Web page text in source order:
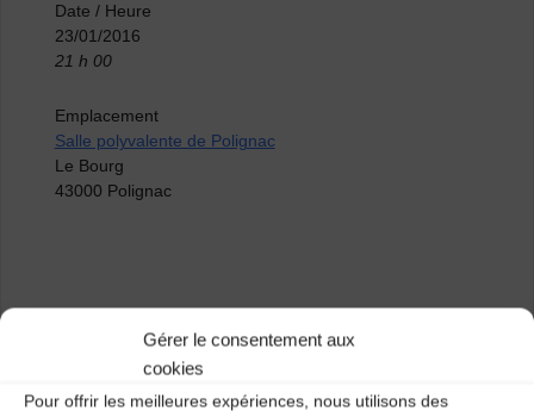
Gérer le consentement aux
cookies
Pour offrir les meilleures expériences, nous utilisons des
Date / Heure
23/01/2016
21 h 00
Emplacement
Salle polyvalente de Polignac
Le Bourg
43000 Polignac